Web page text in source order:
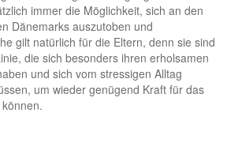
immer die Möglichkeit, sich an den
Dänemarks auszutoben und
gilt natürlich für die Eltern, denn sie sind
die sich besonders ihren erholsamen
und sich vom stressigen Alltag
um wieder genügend Kraft für das